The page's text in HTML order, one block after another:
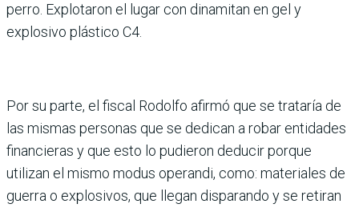
perro. Explotaron el lugar con dinamitan en gel y
explosivo plástico C4.
Por su parte, el fiscal Rodolfo afirmó que se trataría de
las mismas personas que se dedican a robar entidades
financieras y que esto lo pudieron deducir porque
utilizan el mismo modus operandi, como: materiales de
guerra o explosivos, que llegan disparando y se retiran